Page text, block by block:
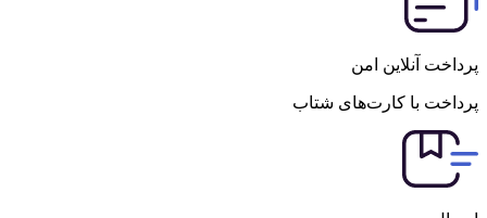
پرداخت آنلاین امن
پرداخت با کارت‌های شتاب